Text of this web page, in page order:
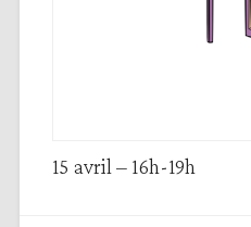
15 avril – 16h-19h